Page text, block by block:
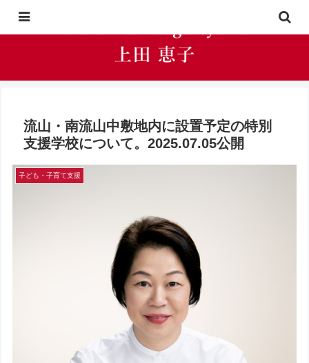
流山・南流山中敷地内に設置予定の特別
支援学校について。2025.07.05公開
子ども・子育て支援